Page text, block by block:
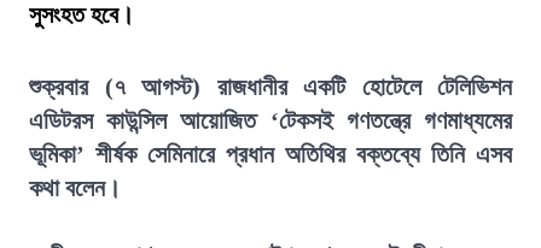
সুসংহত হবে।
শুক্রবার (৭ আগস্ট) রাজধানীর একটি হোটেলে টেলিভিশন
এডিটরস কাউন্সিল আয়োজিত ‘টেকসই গণতন্ত্রে গণমাধ্যমের
ভূমিকা’ শীর্ষক সেমিনারে প্রধান অতিথির বক্তব্যে তিনি এসব
কথা বলেন।